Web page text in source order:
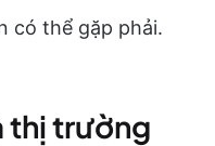
có thể gặp phải.
thị trường